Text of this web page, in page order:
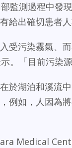
監測過程中發
給出確切患者人
受污染霧氣、
。「目前污染源
於湖泊和溪流
例如，人因為
Medical